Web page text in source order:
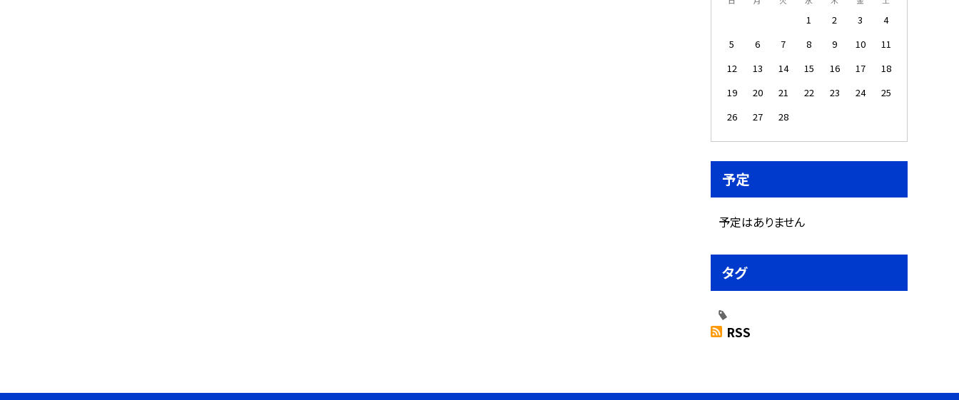
1 2 3
4
5
6 7 8 9 10
11
12
13 14 15 16 17
18
19
20 21 22 23 24
25
26
27 28
予定
予定はありません
タグ
RSS